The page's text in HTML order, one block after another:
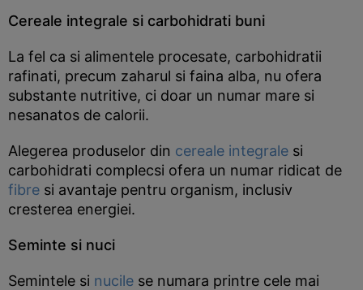
Cereale integrale si carbohidrati buni
La fel ca si alimentele procesate, carbohidratii
rafinati, precum zaharul si faina alba, nu ofera
substante nutritive, ci doar un numar mare si
nesanatos de calorii.
Alegerea produselor din cereale integrale si
carbohidrati complecsi ofera un numar ridicat de
fibre si avantaje pentru organism, inclusiv
cresterea energiei.
Seminte si nuci
Semintele si nucile se numara printre cele mai